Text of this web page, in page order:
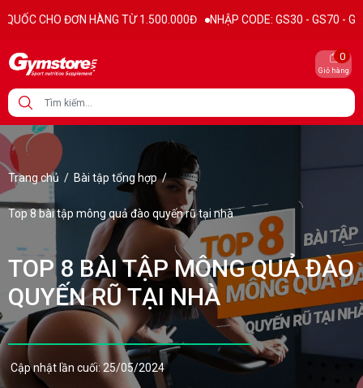
HÀNG TỪ 1.500.000Đ NHẬP CODE: GS30 - GS70 - GS100 giảm trực
Giỏ hàng
0
Trang chủ / Bài tập tổng hợp /
Top 8 bài tập mông quả đào quyến rũ tại nhà
TOP 8 BÀI TẬP MÔNG QUẢ ĐÀO
QUYẾN RŨ TẠI NHÀ
Cập nhật lần cuối: 25/05/2024